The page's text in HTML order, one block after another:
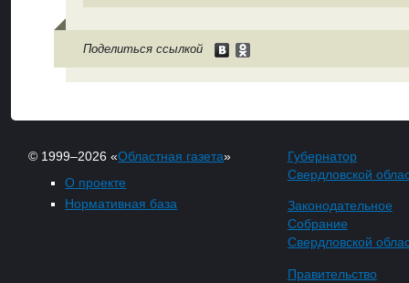
Поделиться ссылкой
© 1999–2026 «Областная газета»
О проекте
Нормативная база
Губернатор
Свердловской
Законодательное
Собрание
Свердловской
Правительство